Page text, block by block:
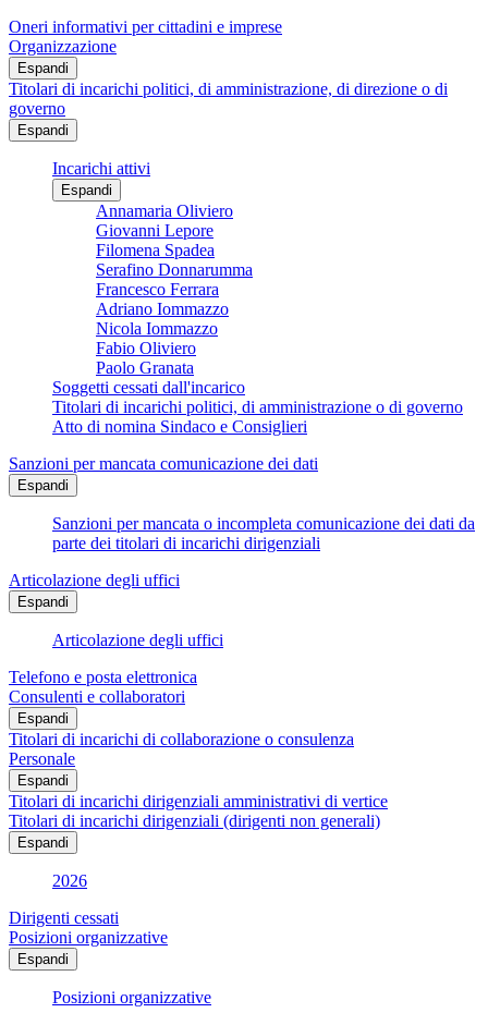
Oneri informativi per cittadini e imprese
Organizzazione
Espandi
Titolari di incarichi politici, di amministrazione, di direzione o di
governo
Espandi
Incarichi attivi
Espandi
Annamaria Oliviero
Giovanni Lepore
Filomena Spadea
Serafino Donnarumma
Francesco Ferrara
Adriano Iommazzo
Nicola Iommazzo
Fabio Oliviero
Paolo Granata
Soggetti cessati dall'incarico
Titolari di incarichi politici, di amministrazione o di governo
Atto di nomina Sindaco e Consiglieri
Sanzioni per mancata comunicazione dei dati
Espandi
Sanzioni per mancata o incompleta comunicazione dei dati da
parte dei titolari di incarichi dirigenziali
Articolazione degli uffici
Espandi
Articolazione degli uffici
Telefono e posta elettronica
Consulenti e collaboratori
Espandi
Titolari di incarichi di collaborazione o consulenza
Personale
Espandi
Titolari di incarichi dirigenziali amministrativi di vertice
Titolari di incarichi dirigenziali (dirigenti non generali)
Espandi
2026
Dirigenti cessati
Posizioni organizzative
Espandi
Posizioni organizzative